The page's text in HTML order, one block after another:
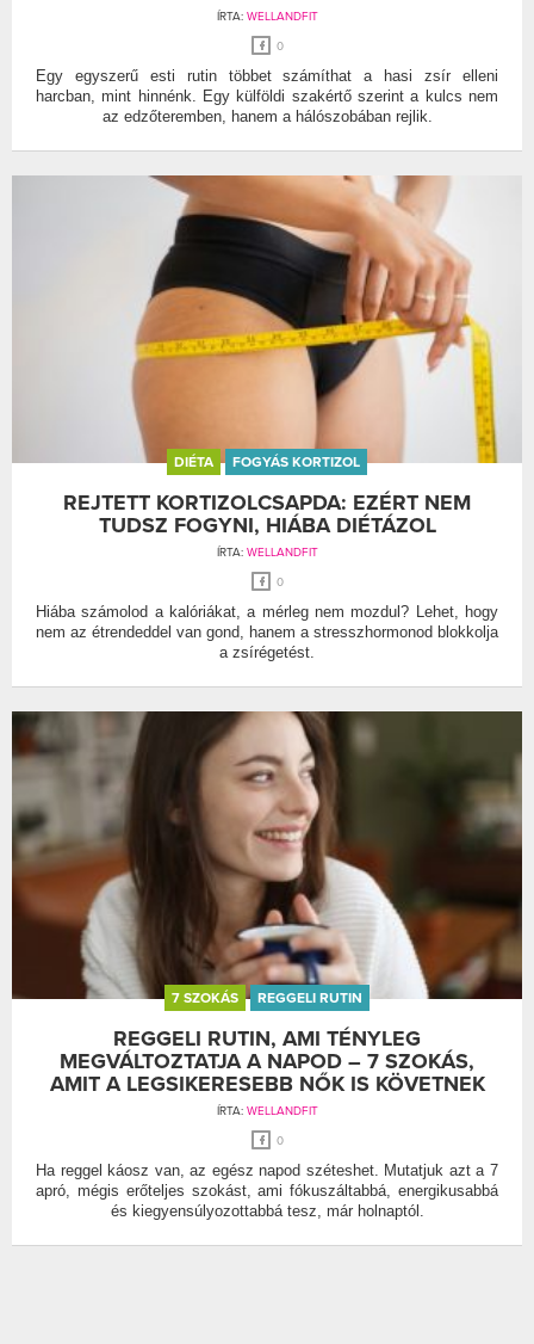
ÍRTA: WELLANDFIT
0
Egy egyszerű esti rutin többet számíthat a hasi zsír elleni
harcban, mint hinnénk. Egy külföldi szakértő szerint a kulcs nem
az edzőteremben, hanem a hálószobában rejlik.
DIÉTA FOGYÁS KORTIZOL
REJTETT KORTIZOLCSAPDA: EZÉRT NEM
TUDSZ FOGYNI, HIÁBA DIÉTÁZOL
ÍRTA: WELLANDFIT
0
Hiába számolod a kalóriákat, a mérleg nem mozdul? Lehet, hogy
nem az étrendeddel van gond, hanem a stresszhormonod blokkolja
a zsírégetést.
7 SZOKÁS REGGELI RUTIN
REGGELI RUTIN, AMI TÉNYLEG
MEGVÁLTOZTATJA A NAPOD – 7 SZOKÁS,
AMIT A LEGSIKERESEBB NŐK IS KÖVETNEK
ÍRTA: WELLANDFIT
0
Ha reggel káosz van, az egész napod széteshet. Mutatjuk azt a 7
apró, mégis erőteljes szokást, ami fókuszáltabbá, energikusabbá
és kiegyensúlyozottabbá tesz, már holnaptól.